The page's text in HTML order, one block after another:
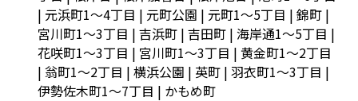
| 元浜町1～4丁目 | 元町公園 | 元町1～5丁目 | 錦町 |
宮川町1～3丁目 | 吉浜町 | 吉田町 | 海岸通1～5丁目 |
花咲町1～3丁目 | 宮川町1～3丁目 | 黄金町1～2丁目
| 翁町1～2丁目 | 横浜公園 | 英町 | 羽衣町1～3丁目 |
伊勢佐木町1～7丁目 | かもめ町